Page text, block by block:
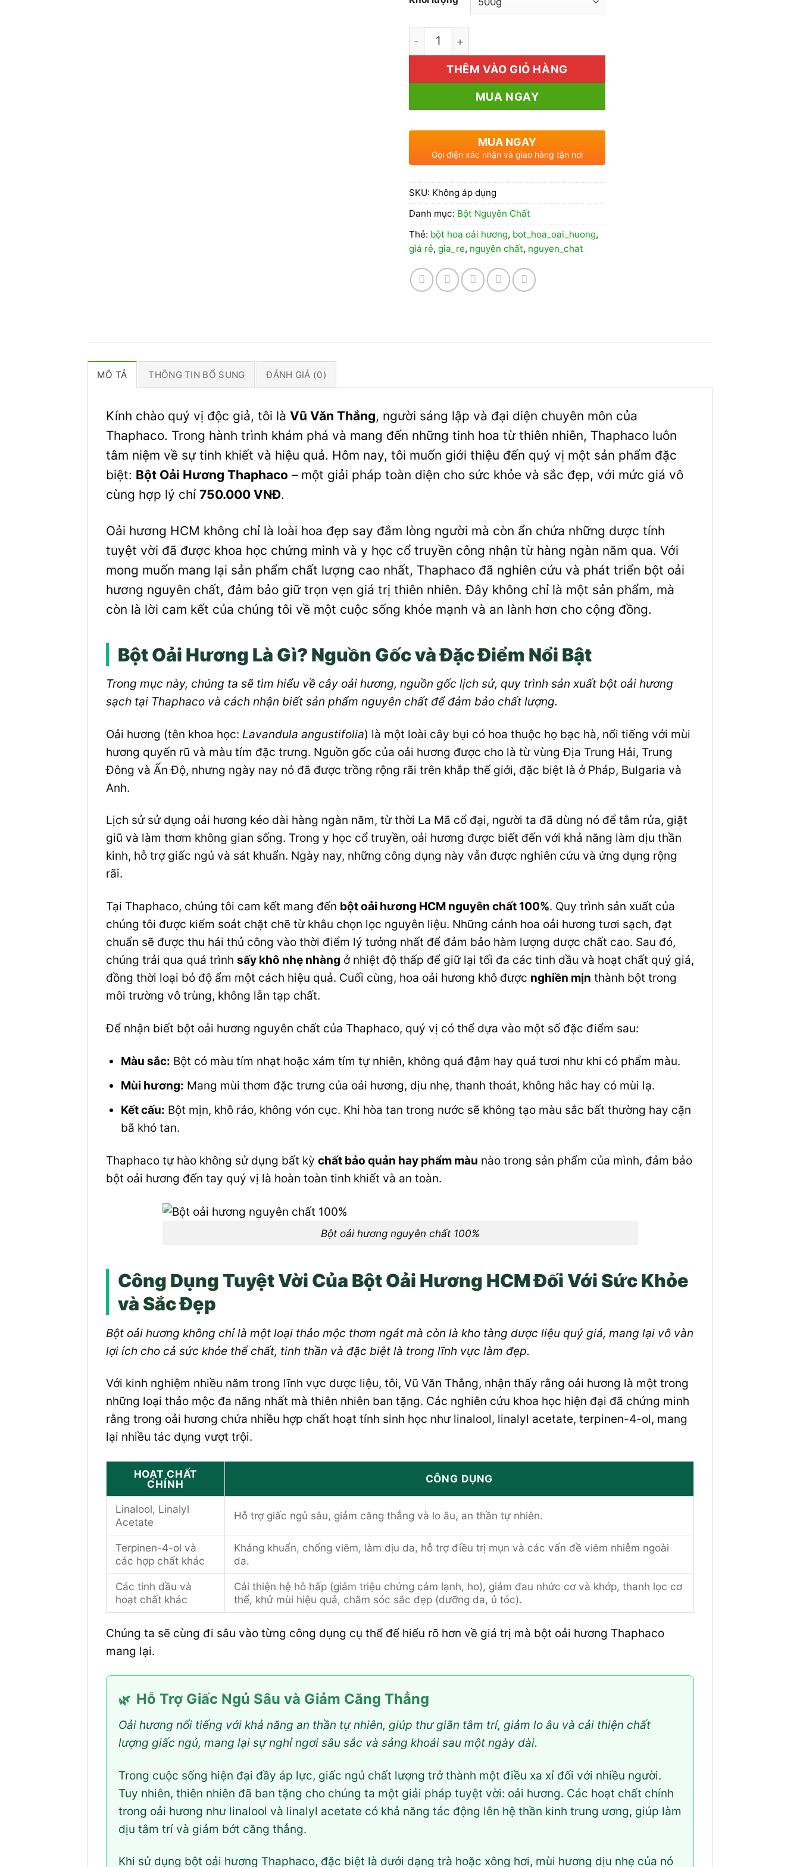
399.000₫
1kg Bột Oải Hương Giá Rẻ số lượng
THÊM VÀO GIỎ HÀNG
MUA NGAY
MUA NGAY
Gọi điện xác nhận và giao hàng tận nơi
SKU: Không áp dụng
Danh mục: Bột Nguyên Chất
Thẻ: bột hoa oải hương, bot_hoa_oai_huong,
giá rẻ, gia_re, nguyên chất, nguyen_chat
MÔ TẢ THÔNG TIN BỔ SUNG ĐÁNH GIÁ (0)
Kính chào quý vị độc giả, tôi là Vũ Văn Thắng, người sáng lập và đại diện chuyên môn của
Thaphaco. Trong hành trình khám phá và mang đến những tinh hoa từ thiên nhiên, Thaphaco luôn
tâm niệm về sự tinh khiết và hiệu quả. Hôm nay, tôi muốn giới thiệu đến quý vị một sản phẩm đặc
biệt: Bột Oải Hương Thaphaco – một giải pháp toàn diện cho sức khỏe và sắc đẹp, với mức giá vô
cùng hợp lý chỉ 750.000 VNĐ.
Oải hương HCM không chỉ là loài hoa đẹp say đắm lòng người mà còn ẩn chứa những dược tính
tuyệt vời đã được khoa học chứng minh và y học cổ truyền công nhận từ hàng ngàn năm qua. Với
mong muốn mang lại sản phẩm chất lượng cao nhất, Thaphaco đã nghiên cứu và phát triển bột oải
hương nguyên chất, đảm bảo giữ trọn vẹn giá trị thiên nhiên. Đây không chỉ là một sản phẩm, mà
còn là lời cam kết của chúng tôi về một cuộc sống khỏe mạnh và an lành hơn cho cộng đồng.
Bột Oải Hương Là Gì? Nguồn Gốc và Đặc Điểm Nổi Bật
Trong mục này, chúng ta sẽ tìm hiểu về cây oải hương, nguồn gốc lịch sử, quy trình sản xuất bột oải hương
sạch tại Thaphaco và cách nhận biết sản phẩm nguyên chất để đảm bảo chất lượng.
Oải hương (tên khoa học: Lavandula angustifolia) là một loài cây bụi có hoa thuộc họ bạc hà, nổi tiếng với mùi
hương quyến rũ và màu tím đặc trưng. Nguồn gốc của oải hương được cho là từ vùng Địa Trung Hải, Trung
Đông và Ấn Độ, nhưng ngày nay nó đã được trồng rộng rãi trên khắp thế giới, đặc biệt là ở Pháp, Bulgaria và
Anh.
Lịch sử sử dụng oải hương kéo dài hàng ngàn năm, từ thời La Mã cổ đại, người ta đã dùng nó để tắm rửa, giặt
giũ và làm thơm không gian sống. Trong y học cổ truyền, oải hương được biết đến với khả năng làm dịu thần
kinh, hỗ trợ giấc ngủ và sát khuẩn. Ngày nay, những công dụng này vẫn được nghiên cứu và ứng dụng rộng
rãi.
Tại Thaphaco, chúng tôi cam kết mang đến bột oải hương HCM nguyên chất 100%. Quy trình sản xuất của
chúng tôi được kiểm soát chặt chẽ từ khâu chọn lọc nguyên liệu. Những cánh hoa oải hương tươi sạch, đạt
chuẩn sẽ được thu hái thủ công vào thời điểm lý tưởng nhất để đảm bảo hàm lượng dược chất cao. Sau đó,
chúng trải qua quá trình sấy khô nhẹ nhàng ở nhiệt độ thấp để giữ lại tối đa các tinh dầu và hoạt chất quý giá,
đồng thời loại bỏ độ ẩm một cách hiệu quả. Cuối cùng, hoa oải hương khô được nghiền mịn thành bột trong
môi trường vô trùng, không lẫn tạp chất.
Để nhận biết bột oải hương nguyên chất của Thaphaco, quý vị có thể dựa vào một số đặc điểm sau:
Màu sắc: Bột có màu tím nhạt hoặc xám tím tự nhiên, không quá đậm hay quá tươi như khi có phẩm màu.
Mùi hương: Mang mùi thơm đặc trưng của oải hương, dịu nhẹ, thanh thoát, không hắc hay có mùi lạ.
Kết cấu: Bột mịn, khô ráo, không vón cục. Khi hòa tan trong nước sẽ không tạo màu sắc bất thường hay cặn
bã khó tan.
Thaphaco tự hào không sử dụng bất kỳ chất bảo quản hay phẩm màu nào trong sản phẩm của mình, đảm bảo
bột oải hương đến tay quý vị là hoàn toàn tinh khiết và an toàn.
Bột oải hương nguyên chất 100%
Công Dụng Tuyệt Vời Của Bột Oải Hương HCM Đối Với Sức Khỏe
và Sắc Đẹp
Bột oải hương không chỉ là một loại thảo mộc thơm ngát mà còn là kho tàng dược liệu quý giá, mang lại vô vàn
lợi ích cho cả sức khỏe thể chất, tinh thần và đặc biệt là trong lĩnh vực làm đẹp.
Với kinh nghiệm nhiều năm trong lĩnh vực dược liệu, tôi, Vũ Văn Thắng, nhận thấy rằng oải hương là một trong
những loại thảo mộc đa năng nhất mà thiên nhiên ban tặng. Các nghiên cứu khoa học hiện đại đã chứng minh
rằng trong oải hương chứa nhiều hợp chất hoạt tính sinh học như linalool, linalyl acetate, terpinen-4-ol, mang
lại nhiều tác dụng vượt trội.
HOẠT CHẤT
CHÍNH
CÔNG DỤNG
Linalool, Linalyl
Acetate
Hỗ trợ giấc ngủ sâu, giảm căng thẳng và lo âu, an thần tự nhiên.
Terpinen-4-ol và
các hợp chất khác
Kháng khuẩn, chống viêm, làm dịu da, hỗ trợ điều trị mụn và các vấn đề viêm nhiễm ngoài
da.
Các tinh dầu và
hoạt chất khác
Cải thiện hệ hô hấp (giảm triệu chứng cảm lạnh, ho), giảm đau nhức cơ và khớp, thanh lọc cơ
thể, khử mùi hiệu quả, chăm sóc sắc đẹp (dưỡng da, ủ tóc).
Chúng ta sẽ cùng đi sâu vào từng công dụng cụ thể để hiểu rõ hơn về giá trị mà bột oải hương Thaphaco
mang lại.
🌿 Hỗ Trợ Giấc Ngủ Sâu và Giảm Căng Thẳng
Oải hương nổi tiếng với khả năng an thần tự nhiên, giúp thư giãn tâm trí, giảm lo âu và cải thiện chất
lượng giấc ngủ, mang lại sự nghỉ ngơi sâu sắc và sảng khoái sau một ngày dài.
Trong cuộc sống hiện đại đầy áp lực, giấc ngủ chất lượng trở thành một điều xa xỉ đối với nhiều người.
Tuy nhiên, thiên nhiên đã ban tặng cho chúng ta một giải pháp tuyệt vời: oải hương. Các hoạt chất chính
trong oải hương như linalool và linalyl acetate có khả năng tác động lên hệ thần kinh trung ương, giúp làm
dịu tâm trí và giảm bớt căng thẳng.
Khi sử dụng bột oải hương Thaphaco, đặc biệt là dưới dạng trà hoặc xông hơi, mùi hương dịu nhẹ của nó